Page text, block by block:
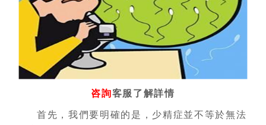
咨詢客服了解詳情
首先，我們要明確的是，少精症並不等於無法